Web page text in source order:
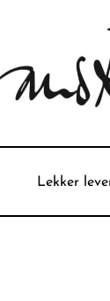
Lekker